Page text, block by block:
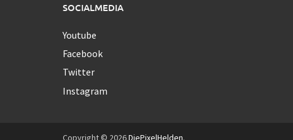
SOCIALMEDIA
Youtube
Facebook
Twitter
Instagram
Copyright © 2026DiePixelHelden.